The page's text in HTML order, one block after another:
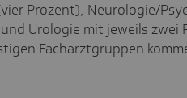
Prozent), Neurologie/
Urologie mit jeweils zwei
Facharztgruppen